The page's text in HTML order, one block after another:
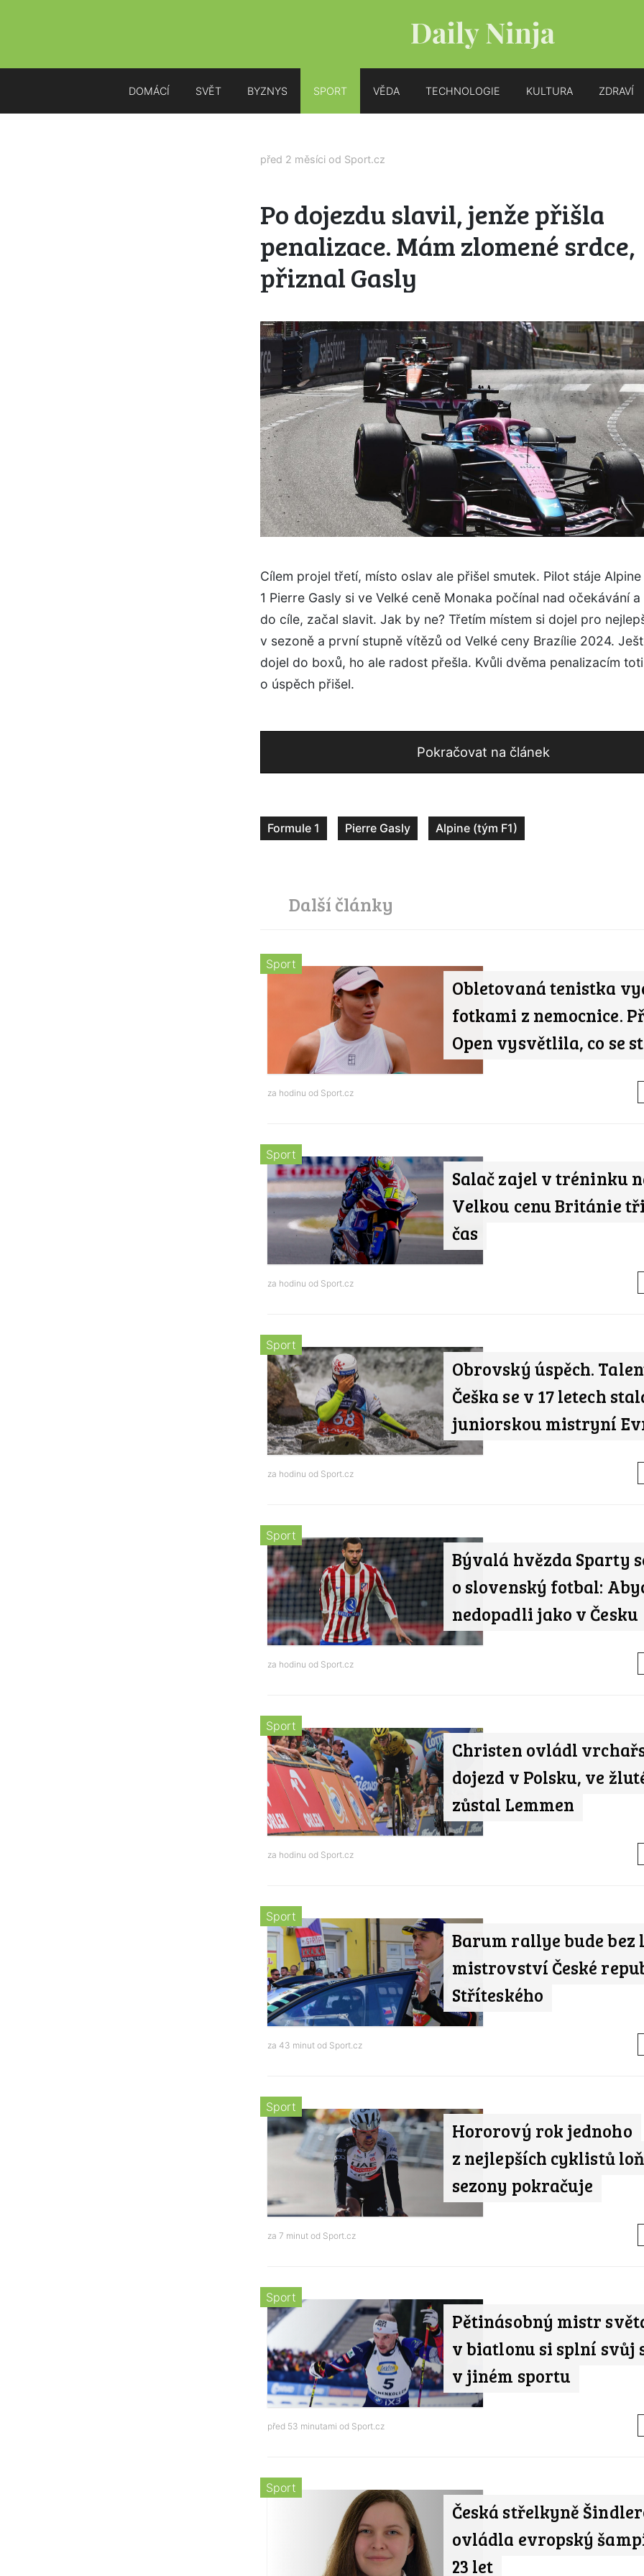
DOMÁCÍ SVĚT BYZNYS SPORT VĚDA TECHNOLOGIE KULTURA ZDRAVÍ
před 2 měsíci od Sport.cz
Po dojezdu slavil, jenže přišla
penalizace. Mám zlomené srdce,
přiznal Gasly
Cílem projel třetí, místo oslav ale přišel smutek. Pilot stáje
1 Pierre Gasly si ve Velké ceně Monaka počínal nad očekávání
do cíle, začal slavit. Jak by ne? Třetím místem si dojel pro
v sezoně a první stupně vítězů od Velké ceny Brazílie 2024.
dojel do boxů, ho ale radost přešla. Kvůli dvěma penalizacím
o úspěch přišel.
Pokračovat na článek
Formule 1 Pierre Gasly Alpine (tým F1)
Další články
Obletovaná tenistka
fotkami z nemocnice.
Open vysvětlila, co se
Sport
za hodinu od Sport.cz
Salač zajel v tréninku
Velkou cenu Británie
čas
Sport
za hodinu od Sport.cz
Obrovský úspěch.
Češka se v 17 letech
juniorskou mistryní
Sport
za hodinu od Sport.cz
Bývalá hvězda Sparty
o slovenský fotbal:
nedopadli jako v Česku
Sport
za hodinu od Sport.cz
Christen ovládl
dojezd v Polsku, ve
zůstal Lemmen
Sport
za hodinu od Sport.cz
Barum rallye bude bez
mistrovství České
Stříteského
Sport
za 43 minut od Sport.cz
Hororový rok jednoho
z nejlepších cyklistů
sezony pokračuje
Sport
za 7 minut od Sport.cz
Pětinásobný mistr
v biatlonu si splní svůj
v jiném sportu
Sport
před 53 minutami od Sport.cz
Česká střelkyně
ovládla evropský
23 let
Sport